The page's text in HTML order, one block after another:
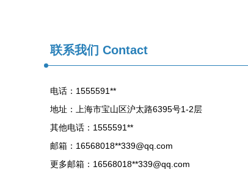
联系我们 Contact
电话：1555591**
地址：上海市宝山区沪太路6395号1-2层
其他电话：1555591**
邮箱：16568018**339@qq.com
更多邮箱：16568018**339@qq.com